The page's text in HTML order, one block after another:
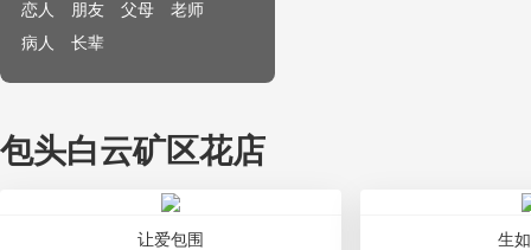
恋人
朋友 父母
老师
病人
长辈
包头白云矿区花店
让爱包围
生